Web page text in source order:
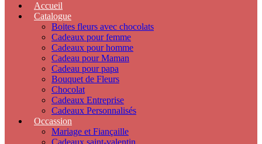
Accueil
Catalogue
Boites fleurs avec chocolats
Cadeaux pour femme
Cadeaux pour homme
Cadeau pour Maman
Cadeau pour papa
Bouquet de Fleurs
Chocolat
Cadeaux Entreprise
Cadeaux Personnalisés
Occassion
Mariage et Fiançaille